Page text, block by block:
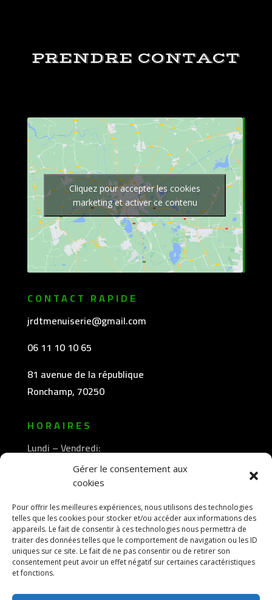
Gérer le consentement aux
cookies
Pour offrir les meilleures expériences, nous utilisons des technologies
telles que les cookies pour stocker et/ou accéder aux informations des
appareils. Le fait de consentir à ces technologies nous permettra de
traiter des données telles que le comportement de navigation ou les ID
uniques sur ce site. Le fait de ne pas consentir ou de retirer son
consentement peut avoir un effet négatif sur certaines caractéristiques
et fonctions.
PRENDRE CONTACT
Cliquez pour accepter les cookies
marketing et activer ce contenu
CONTACT RAPIDE
jrdtmenuiserie@gmail.com
06 11 10 10 65
81 avenue de la république
Ronchamp, 70250
HORAIRES
Lundi – Vendredi:
8h30 -12h00
—————-
13h30 -18h00